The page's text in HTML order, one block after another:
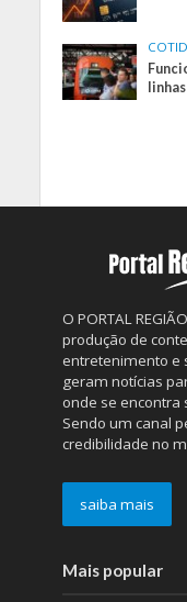
O PORTAL
produção de
entretenimento e
geram notícias
onde se encontra
Sendo um canal
credibilidade no
saiba mais
Mais popular